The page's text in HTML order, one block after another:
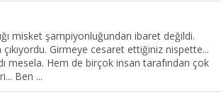
misket şampiyonluğundan ibaret değildi.
Girmeye cesaret ettiğiniz nispette...
mesela. Hem de birçok insan tarafından çok
Ben ...